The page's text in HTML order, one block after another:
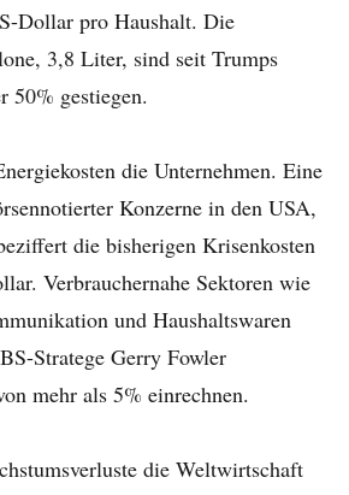
Dollar pro Haushalt. Die
3,8 Liter, sind seit Trumps
50% gestiegen.
die Unternehmen. Eine
Konzerne in den USA,
die bisherigen Krisenkosten
Verbrauchernahe Sektoren wie
und Haushaltswaren
Stratege Gerry Fowler
mehr als 5% einrechnen.
die Weltwirtschaft